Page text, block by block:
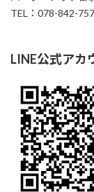
TEL：078-842-
LINE公式アカ